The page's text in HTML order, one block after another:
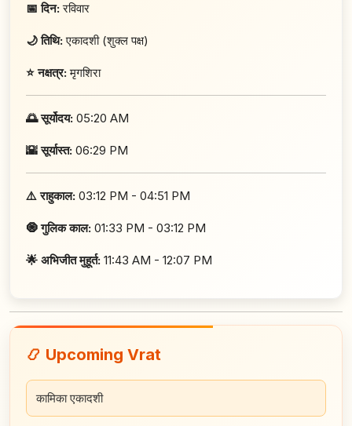
📅 दिन:रविवार
🌙 तिथि:एकादशी (शुक्ल पक्ष)
⭐ नक्षत्र:मृगशिरा
🌅 सूर्योदय: 05:20 AM
🌇 सूर्यास्त: 06:29 PM
⚠️ राहुकाल: 03:12 PM - 04:51 PM
🧿 गुलिक काल: 01:33 PM - 03:12 PM
🌟 अभिजीत मुहूर्त: 11:43 AM - 12:07 PM
📿 Upcoming Vrat
कामिका एकादशी